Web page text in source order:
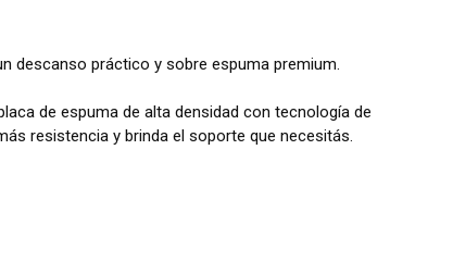
descanso práctico y sobre espuma premium.
de espuma de alta densidad con tecnología de
resistencia y brinda el soporte que necesitás.